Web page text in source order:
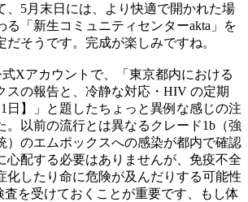
、5月末日には、より快適で開かれた場
る「新生コミュニティセンターakta」を
だそうです。完成が楽しみですね。
Xアカウントで、「東京都内における
スの報告と、冷静な対応・HIV の定期
日】」と題したちょっと異例な感じの注
。以前の流行とは異なるクレード1b（強
）のエムポックスへの感染が都内で確認
心配する必要はありませんが、免疫不全
化したり命に危険が及んだりする可能性
査を受けておくことが重要です、もし体